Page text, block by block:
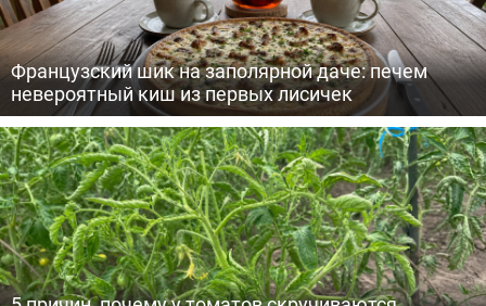
Французский шик на заполярной даче: печем
невероятный киш из первых лисичек